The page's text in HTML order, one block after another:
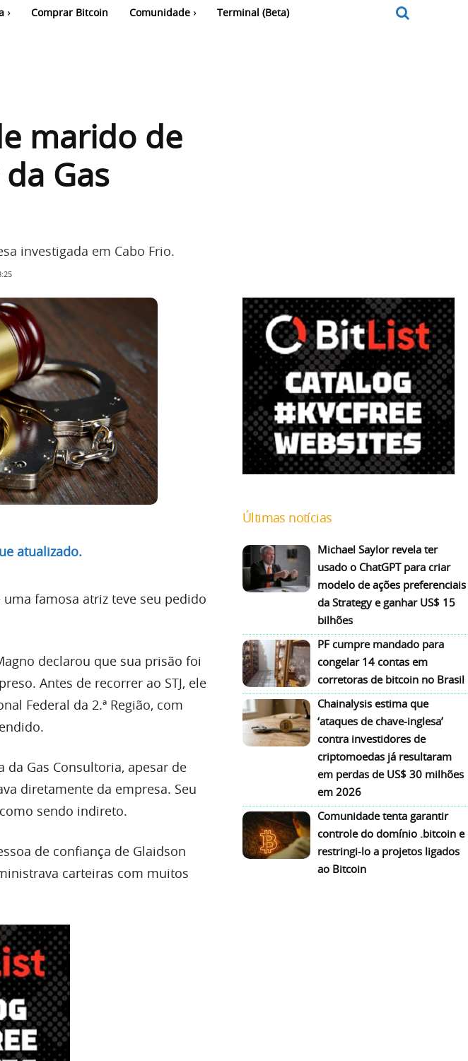
Comprar Bitcoin Comunidade Terminal (Beta)
marido de
Gas
investigada em Cabo Frio.
atualizado.
famosa atriz teve seu pedido
declarou que sua prisão foi
Antes de recorrer ao STJ, ele
Federal da 2.ª Região, com
Gas Consultoria, apesar de
diretamente da empresa. Seu
sendo indireto.
de confiança de Glaidson
carteiras com muitos
Últimas notícias
Michael Saylor revela ter
usado o ChatGPT para criar
modelo de ações preferenciais
da Strategy e ganhar US$ 15
bilhões
PF cumpre mandado para
congelar 14 contas em
corretoras de bitcoin no Brasil
Chainalysis estima que
‘ataques de chave-inglesa’
contra investidores de
criptomoedas já resultaram
em perdas de US$ 30 milhões
em 2026
Comunidade tenta garantir
controle do domínio .bitcoin e
restringi-lo a projetos ligados
ao Bitcoin